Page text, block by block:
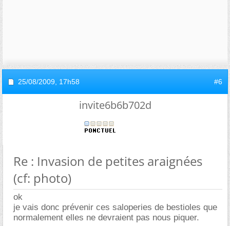
25/08/2009, 17h58 #6
invite6b6b702d
Re : Invasion de petites araignées
(cf: photo)
ok
je vais donc prévenir ces saloperies de bestioles que
normalement elles ne devraient pas nous piquer.